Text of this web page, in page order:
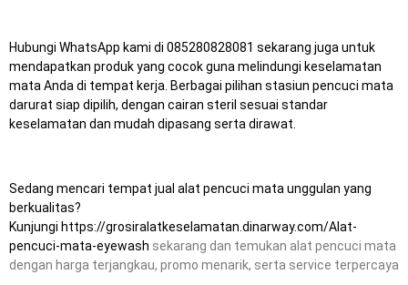
Hubungi WhatsApp kami di 085280828081 sekarang juga untuk
mendapatkan produk yang cocok guna melindungi keselamatan
mata Anda di tempat kerja. Berbagai pilihan stasiun pencuci mata
darurat siap dipilih, dengan cairan steril sesuai standar
keselamatan dan mudah dipasang serta dirawat.
Sedang mencari tempat jual alat pencuci mata unggulan yang
berkualitas?
Kunjungi https://grosiralatkeselamatan.dinarway.com/Alat-
pencuci-mata-eyewash sekarang dan temukan alat pencuci mata
dengan harga terjangkau, promo menarik, serta service terpercaya